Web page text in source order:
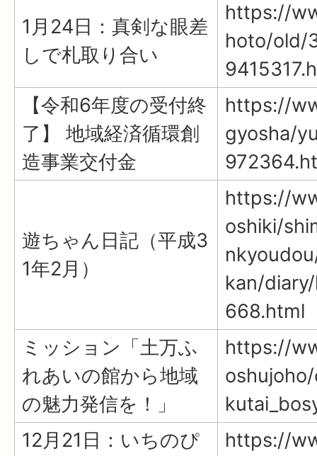
1月24日：真剣な眼差
しで札取り合い
https://
hoto/old/
【令和6年度の受付終
了】 地域経済循環創
造事業交付金
https://
gyosha/
遊ちゃん日記（平成3
1年2月）
https://
oshiki/
kan/
668.html
ミッション「土万ふ
れあいの館から地域
の魅力発信を！」
https://
12月21日：いちのぴ
https://